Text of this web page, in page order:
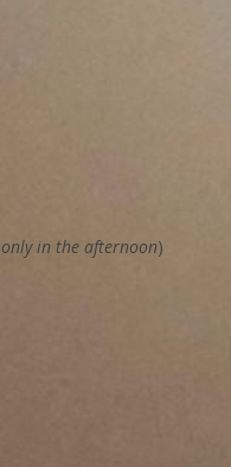
only in the afternoon)